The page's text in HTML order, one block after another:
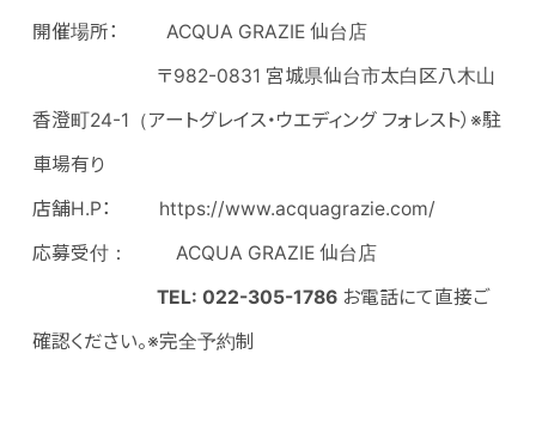
開催場所： ACQUA GRAZIE 仙台店
〒982-0831 宮城県仙台市太白区八木山
香澄町24-1（アートグレイス・ウエディング フォレスト）※駐
車場有り
店舗H.P： https://www.acquagrazie.com/
応募受付： ACQUA GRAZIE 仙台店
TEL: 022-305-1786 お電話にて直接ご
確認ください。※完全予約制